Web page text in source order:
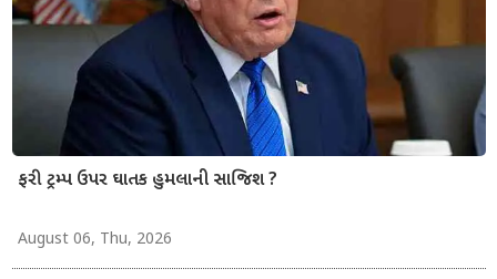
ફરી ટ્રમ્પ ઉપર ઘાતક હુમલાની સાજિશ ?
August 06, Thu, 2026